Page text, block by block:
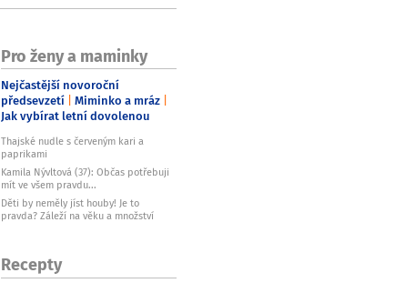
Pro ženy a maminky
Nejčastější novoroční
předsevzetí Miminko a mráz
Jak vybírat letní dovolenou
Thajské nudle s červeným kari a
paprikami
Kamila Nývltová (37): Občas potřebuji
mít ve všem pravdu...
Děti by neměly jíst houby! Je to
pravda? Záleží na věku a množství
Recepty